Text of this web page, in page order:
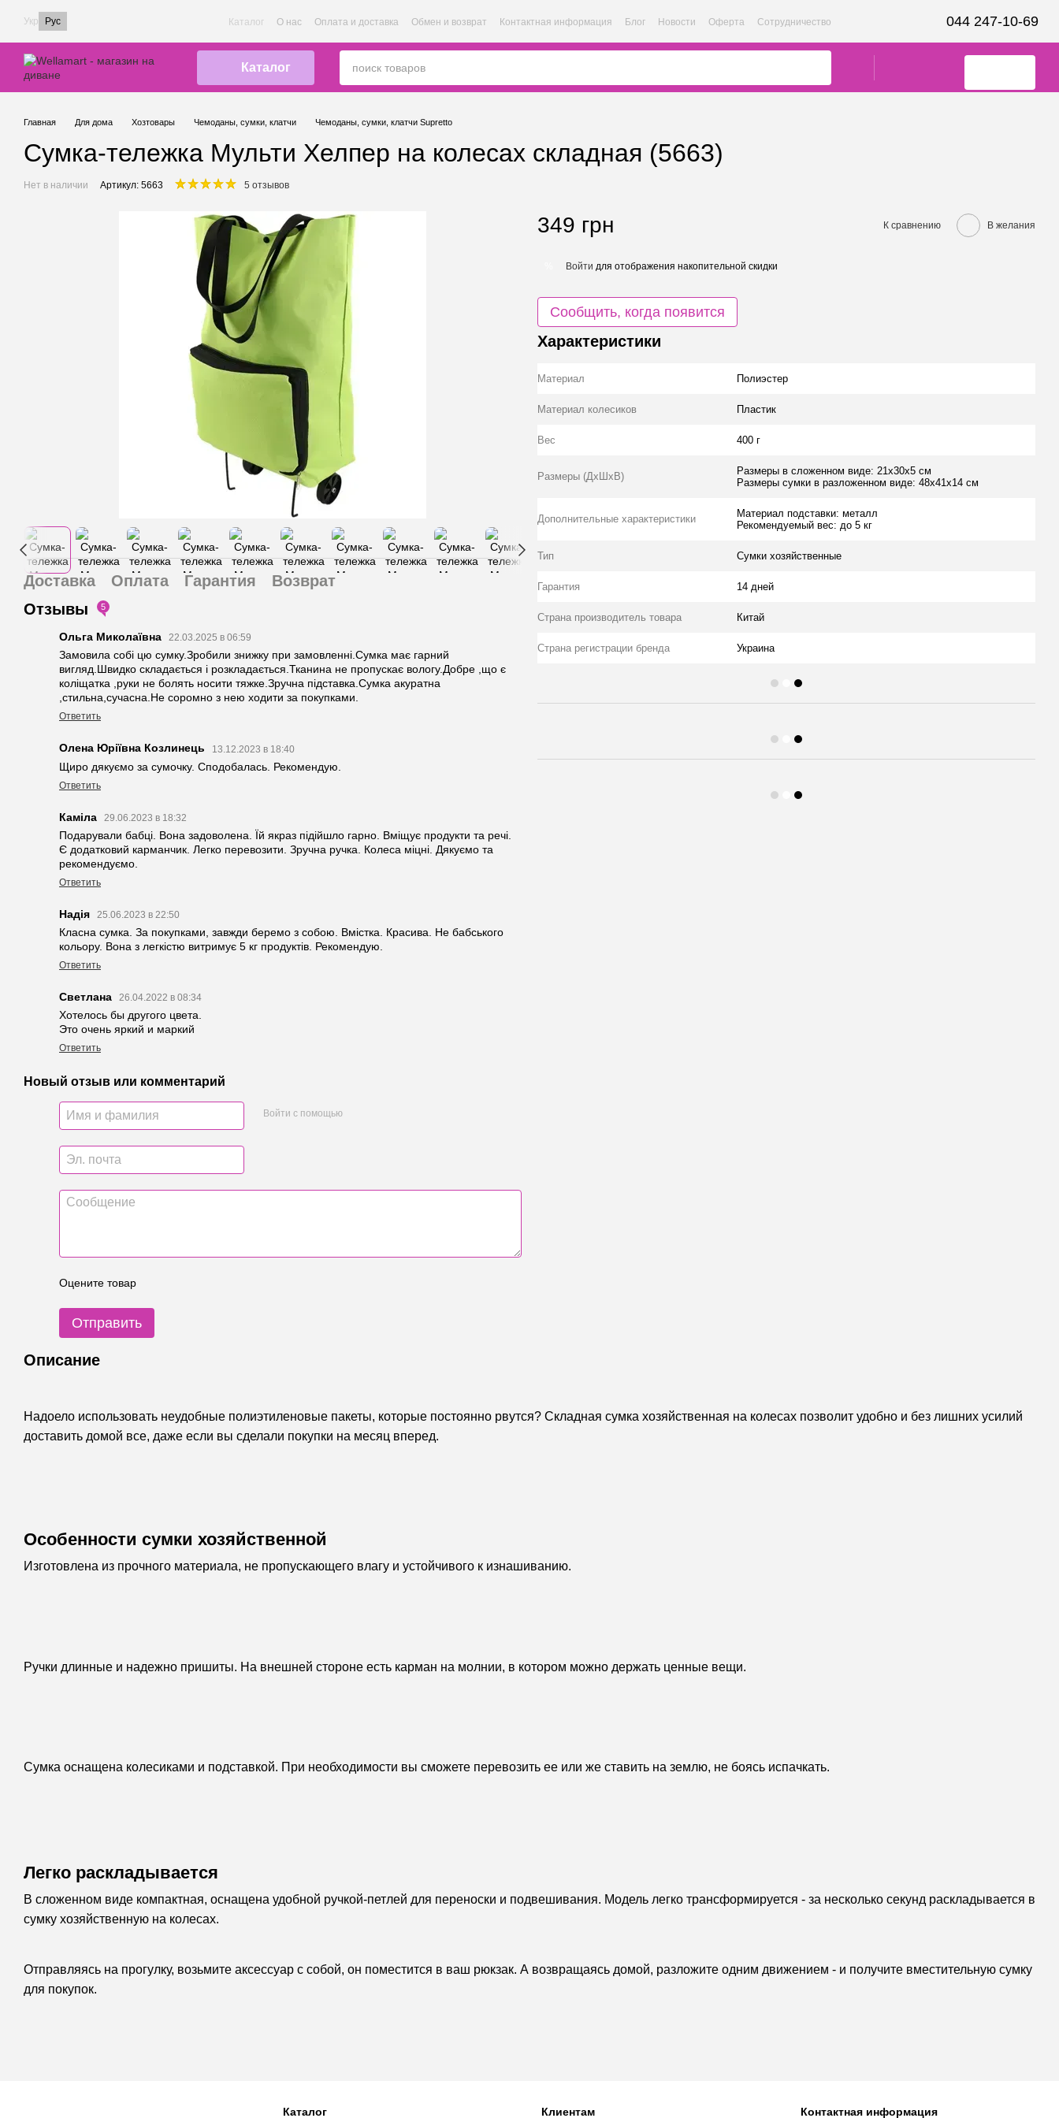
Перейти к основному контенту
Укр Рус Каталог О нас Оплата и доставка Обмен и возврат Контактная информация Блог Новости Оферта Сотрудничество 044 247-10-69
Каталог
Главная Для дома Хозтовары Чемоданы, сумки, клатчи Чемоданы, сумки, клатчи Supretto
Сумка-тележка Мульти Хелпер на колесах складная (5663)
Нет в наличии Артикул: 5663 5 отзывов
Доставка Оплата Гарантия
Возврат
Отзывы
5
Ольга Миколаївна 22.03.2025 в 06:59
Замовила собі цю сумку.Зробили знижку при замовленні.Сумка має гарний
вигляд.Швидко складається і розкладається.Тканина не пропускає вологу.Добре ,що є
коліщатка ,руки не болять носити тяжке.Зручна підставка.Сумка акуратна
,стильна,сучасна.Не соромно з нею ходити за покупками.
Ответить
Олена Юріївна Козлинець 13.12.2023 в 18:40
Щиро дякуємо за сумочку. Сподобалась. Рекомендую.
Ответить
Каміла 29.06.2023 в 18:32
Подарували бабці. Вона задоволена. Їй якраз підійшло гарно. Вміщує продукти та речі.
Є додатковий карманчик. Легко перевозити. Зручна ручка. Колеса міцні. Дякуємо та
рекомендуємо.
Ответить
Надія 25.06.2023 в 22:50
Класна сумка. За покупками, завжди беремо з собою. Вмістка. Красива. Не бабського
кольору. Вона з легкістю витримує 5 кг продуктів. Рекомендую.
Ответить
Светлана 26.04.2022 в 08:34
Хотелось бы другого цвета.
Это очень яркий и маркий
Ответить
Новый отзыв или комментарий
Войти с помощью
Оцените товар
Отправить
349 грн К сравнению В желания
Войти для отображения накопительной скидки
Сообщить, когда появится
Характеристики
Материал Полиэстер
Материал колесиков Пластик
Вес 400 г
Размеры (ДхШхВ)
Размеры в сложенном виде: 21х30х5 см
Размеры сумки в разложенном виде: 48х41х14 см
Дополнительные характеристики
Материал подставки: металл
Рекомендуемый вес: до 5 кг
Тип Сумки хозяйственные
Гарантия 14 дней
Страна производитель товара Китай
Страна регистрации бренда Украина
Описание
Надоело использовать неудобные полиэтиленовые пакеты, которые постоянно рвутся? Складная сумка хозяйственная на колесах позволит удобно и без лишних усилий
доставить домой все, даже если вы сделали покупки на месяц вперед.
Особенности сумки хозяйственной
Изготовлена из прочного материала, не пропускающего влагу и устойчивого к изнашиванию.
Ручки длинные и надежно пришиты. На внешней стороне есть карман на молнии, в котором можно держать ценные вещи.
Сумка оснащена колесиками и подставкой. При необходимости вы сможете перевозить ее или же ставить на землю, не боясь испачкать.
Легко раскладывается
В сложенном виде компактная, оснащена удобной ручкой-петлей для переноски и подвешивания. Модель легко трансформируется - за несколько секунд раскладывается в
сумку хозяйственную на колесах.
Отправляясь на прогулку, возьмите аксессуар с собой, он поместится в ваш рюкзак. А возвращаясь домой, разложите одним движением - и получите вместительную сумку
для покупок.
Каталог Клиентам Контактная информация